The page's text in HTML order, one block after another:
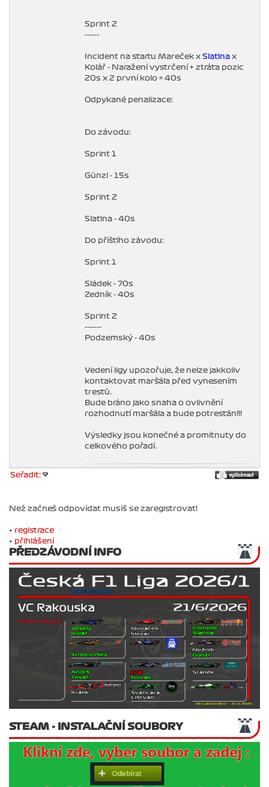
Sprint 2
------
Incident na startu Mareček x Slatina x
Kolář - Naražení vystrčení + ztráta pozic
20s x 2 první kolo = 40s
Odpykané penalizace:
Do závodu:
Sprint 1
Günzl - 15s
Sprint 2
Slatina - 40s
Do příštího závodu:
Sprint 1
Sládek - 70s
Zedník - 40s
Sprint 2
-------
Podzemský - 40s
Vedení ligy upozořuje, že nelze jakkoliv
kontaktovat maršála před vynesením
trestů.
Bude bráno jako snaha o ovlivnění
rozhodnutí maršála a bude potrestán!!!
Výsledky jsou konečné a promítnuty do
celkového pořadí.
Seřadit:
Než začneš odpovídat musíš se zaregistrovat!
• registrace
• přihlášení
PŘEDZÁVODNÍ INFO
STEAM - INSTALAČNÍ SOUBORY